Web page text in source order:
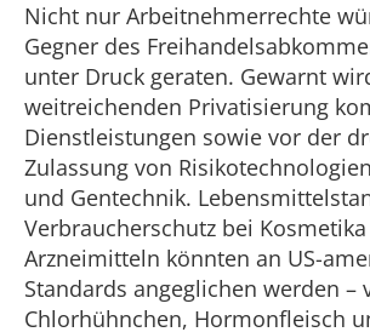
Nicht nur Arbeitnehmerrechte
Gegner des
unter Druck geraten. Gewarnt
weitreichenden Privatisierung
Dienstleistungen sowie vor der
Zulassung von
und Gentechnik.
Verbraucherschutz bei
Arzneimitteln könnten an US-
Standards angeglichen werden –
Chlorhühnchen, Hormonfleisch